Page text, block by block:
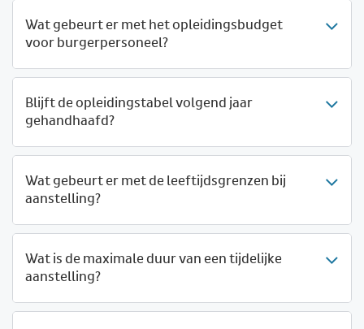
Wat gebeurt er met het opleidingsbudget
voor burgerpersoneel?
Blijft de opleidingstabel volgend jaar
gehandhaafd?
Wat gebeurt er met de leeftijdsgrenzen bij
aanstelling?
Wat is de maximale duur van een tijdelijke
aanstelling?